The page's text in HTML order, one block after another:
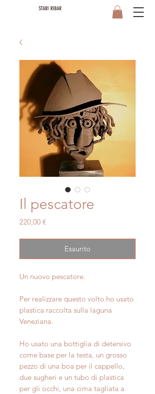
STARI RIBAR
Il pescatore
220,00 €Prezzo
Esaurito
Un nuovo pescatore.
Per realizzare questo volto ho usato
plastica raccolta sulla laguna
Veneziana.
Ho usato una bottiglia di detersivo
come base per la testa, un grosso
pezzo di una boa per il cappello,
due sugheri e un tubo di plastica
per gli occhi, una cima tagliata a